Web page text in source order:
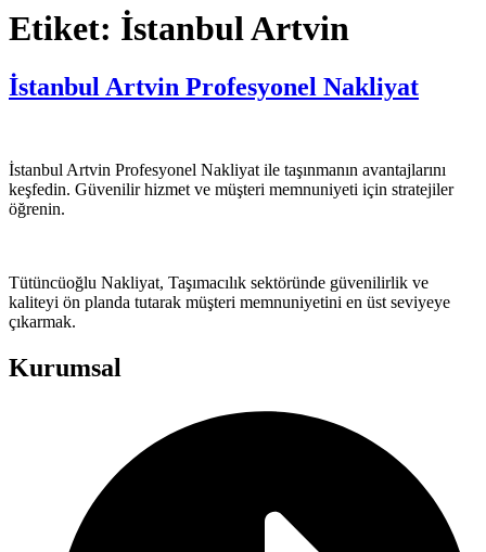
Etiket: İstanbul Artvin
İstanbul Artvin Profesyonel Nakliyat
İstanbul Artvin Profesyonel Nakliyat ile taşınmanın avantajlarını
keşfedin. Güvenilir hizmet ve müşteri memnuniyeti için stratejiler
öğrenin.
Tütüncüoğlu Nakliyat, Taşımacılık sektöründe güvenilirlik ve
kaliteyi ön planda tutarak müşteri memnuniyetini en üst seviyeye
çıkarmak.
Kurumsal